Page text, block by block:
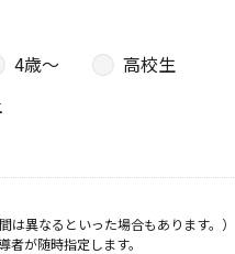
4歳〜
高校生
異なるといった場合もあります。）
が随時指定します。